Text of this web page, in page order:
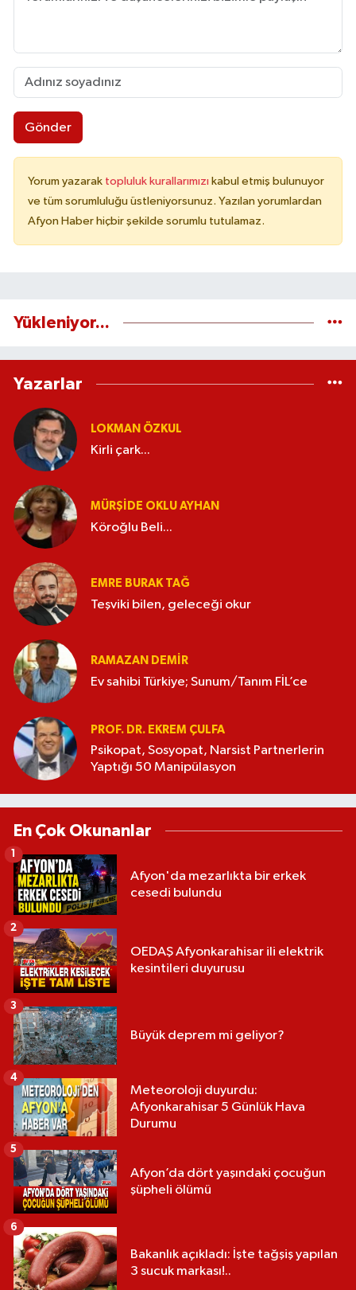
Gönder
Yorum yazarak topluluk kurallarımızı kabul etmiş bulunuyor
ve tüm sorumluluğu üstleniyorsunuz. Yazılan yorumlardan
Afyon Haber hiçbir şekilde sorumlu tutulamaz.
Yükleniyor...
Yazarlar
LOKMAN ÖZKUL
Kirli çark...
MÜRŞIDE OKLU AYHAN
Köroğlu Beli...
EMRE BURAK TAĞ
Teşviki bilen, geleceği okur
RAMAZAN DEMİR
Ev sahibi Türkiye; Sunum/Tanım FİL’ce
PROF. DR. EKREM ÇULFA
Psikopat, Sosyopat, Narsist Partnerlerin
Yaptığı 50 Manipülasyon
En Çok Okunanlar
Afyon'da mezarlıkta bir erkek
cesedi bulundu
1
OEDAŞ Afyonkarahisar ili elektrik
kesintileri duyurusu
2
Büyük deprem mi geliyor?
3
Meteoroloji duyurdu:
Afyonkarahisar 5 Günlük Hava
Durumu
4
Afyon’da dört yaşındaki çocuğun
şüpheli ölümü
5
Bakanlık açıkladı: İşte tağşiş yapılan
3 sucuk markası!..
6